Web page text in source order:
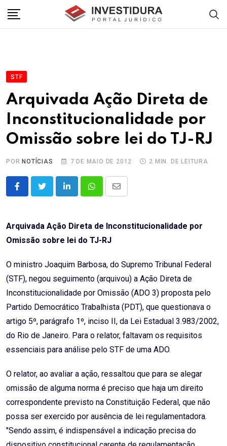
STF
Arquivada Ação Direta de
Inconstitucionalidade por
Omissão sobre lei do TJ-RJ
POR NOTÍCIAS 7 DE MAIO DE 2012 2 MIN. DE LEITURA
LinkedInWhatsappShare
Email
Arquivada Ação Direta de Inconstitucionalidade por
Omissão sobre lei do TJ-RJ
O ministro Joaquim Barbosa, do Supremo Tribunal Federal
(STF), negou seguimento (arquivou) a Ação Direta de
Inconstitucionalidade por Omissão (ADO 3) proposta pelo
Partido Democrático Trabalhista (PDT), que questionava o
artigo 5º, parágrafo 1º, inciso II, da Lei Estadual 3.983/2002,
do Rio de Janeiro. Para o relator, faltavam os requisitos
essenciais para análise pelo STF de uma ADO.
O relator, ao avaliar a ação, ressaltou que para se alegar
omissão de alguma norma é preciso que haja um direito
correspondente previsto na Constituição Federal, que não
possa ser exercido por ausência de lei regulamentadora.
"Sendo assim, é indispensável a indicação precisa do